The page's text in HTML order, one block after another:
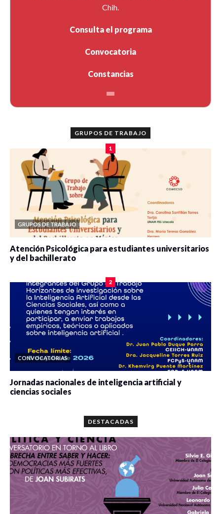
Chih.
Consulta el programa
Convocatoria
Constancias
GRUPOS DE TRABAJO
1
GRUPOS DE TRABAJO
Atención Psicológica para estudiantes universitarios
y del bachillerato
2
CONVOCATORIAS
Jornadas nacionales de inteligencia artificial y
ciencias sociales
DESTACADAS